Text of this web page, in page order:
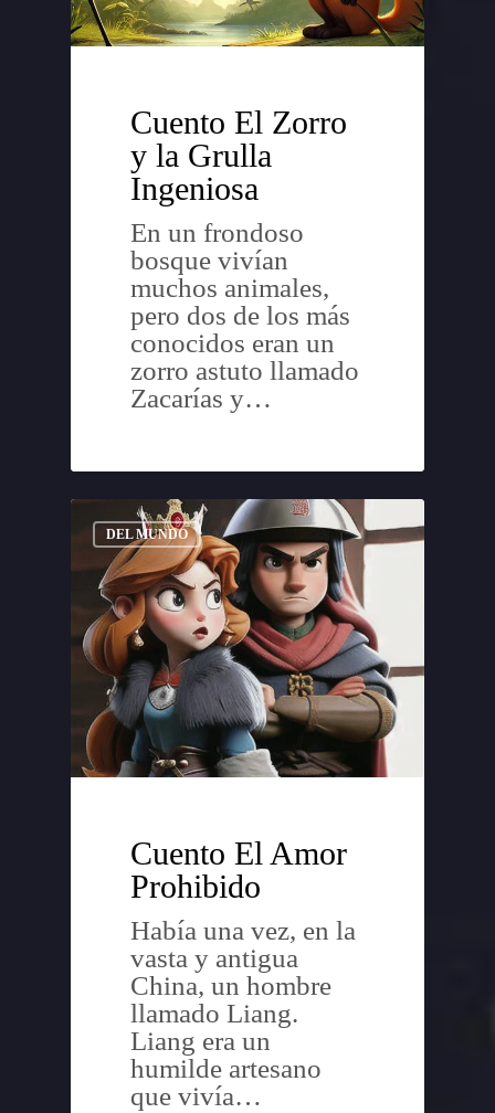
Cuento El Zorro
y la Grulla
Ingeniosa
En un frondoso
bosque vivían
muchos animales,
pero dos de los más
conocidos eran un
zorro astuto llamado
Zacarías y…
DEL MUNDO
Cuento El Amor
Prohibido
Había una vez, en la
vasta y antigua
China, un hombre
llamado Liang.
Liang era un
humilde artesano
que vivía…